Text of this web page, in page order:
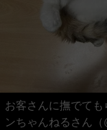
お客さんに撫でて
ンちゃんねるさん